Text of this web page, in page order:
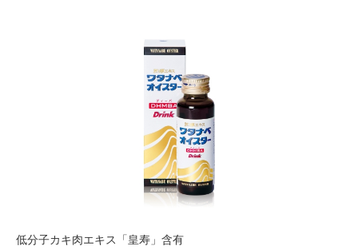
低分子カキ肉エキス「皇寿」含有